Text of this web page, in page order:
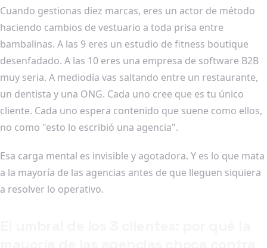
Cuando gestionas diez marcas, eres un actor de método
haciendo cambios de vestuario a toda prisa entre
bambalinas. A las 9 eres un estudio de fitness boutique
desenfadado. A las 10 eres una empresa de software B2B
muy seria. A mediodía vas saltando entre un restaurante,
un dentista y una ONG. Cada uno cree que es tu único
cliente. Cada uno espera contenido que suene como ellos,
no como "esto lo escribió una agencia".
Esa carga mental es invisible y agotadora. Y es lo que mata
a la mayoría de las agencias antes de que lleguen siquiera
a resolver lo operativo.